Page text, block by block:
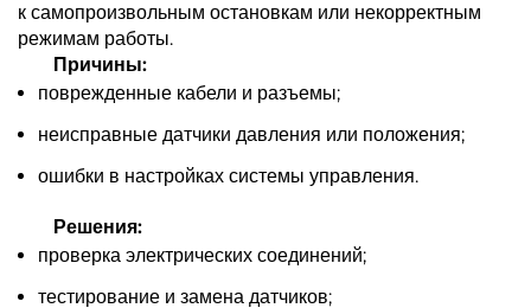
к самопроизвольным остановкам или некорректным
режимам работы.
Причины:
поврежденные кабели и разъемы;
неисправные датчики давления или положения;
ошибки в настройках системы управления.
Решения:
проверка электрических соединений;
тестирование и замена датчиков;